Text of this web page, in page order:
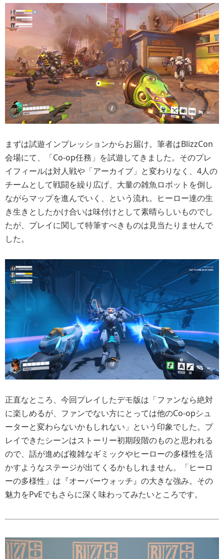
まずは試遊インプレッションからお届け。筆者はBlizzCon
会場にて、「Co-op任務」を試遊してきました。そのプレ
イフィールは対人戦や「アーカイブ」と変わりなく、4人の
チームとして戦闘を繰り広げ、大量の雑魚ロボットを倒し
ながらマップを進んでいく、という流れ。ヒーロー達の生
き生きとしたかけ合いは味付けとして素晴らしいものでし
たが、プレイに関して特筆すべきものは見当たりませんで
した。
正直なところ、今回プレイしたデモ版は「ファンなら絶対
に楽しめるが、ファンでない方にとっては他のCo-opシュ
ーターと変わらないかもしれない」という印象でした。プ
レイできたシーンはストーリー初期段階のものと思われる
ので、話が進めば複雑なギミックやヒーローの多様性を活
かすようなステージが出てくるかもしれません。「ヒーロ
ーの多様性」は『オーバーウォッチ』の大きな強み。その
魅力をPvEでもさらに深く味わってみたいところです。